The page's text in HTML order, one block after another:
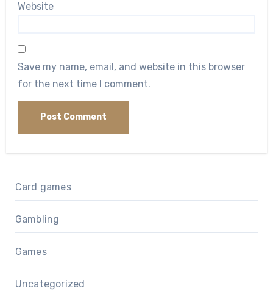
Website
Save my name, email, and website in this browser
for the next time I comment.
Card games
Gambling
Games
Uncategorized